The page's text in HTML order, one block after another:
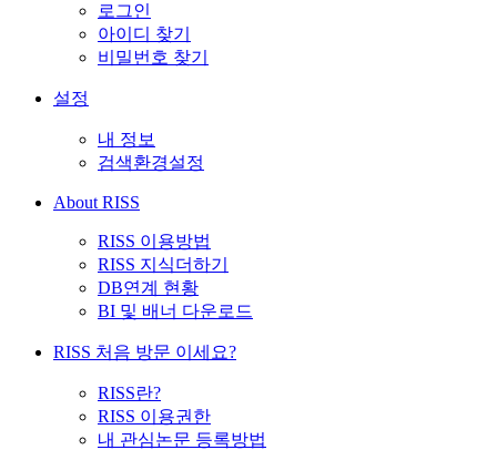
로그인
아이디 찾기
비밀번호 찾기
설정
내 정보
검색환경설정
About RISS
RISS 이용방법
RISS 지식더하기
DB연계 현황
BI 및 배너 다운로드
RISS 처음 방문 이세요?
RISS란?
RISS 이용권한
내 관심논문 등록방법